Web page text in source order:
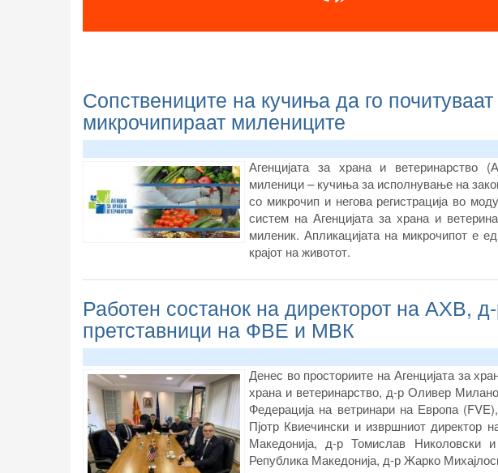
Сопствениците на кучиња да го почитуваат
микрочипираат милениците
Агенцијата за храна и
миленици – кучиња за исполнување на
со микрочип и негова регистрација во
систем на Агенцијата за храна и
миленик. Апликацијата на микрочипот е
крајот на животот.
Работен состанок на директорот на АХВ,
претставници на ФВЕ и МВК
Денес во просториите на Агенцијата за
храна и ветеринарство, д-р Оливер
Федерација на ветринари на Европа(FVE)
Пјотр Квиечински и извршниот директор
Македонија, д-р Томислав Николовски
Република Македонија, д-р Жарко